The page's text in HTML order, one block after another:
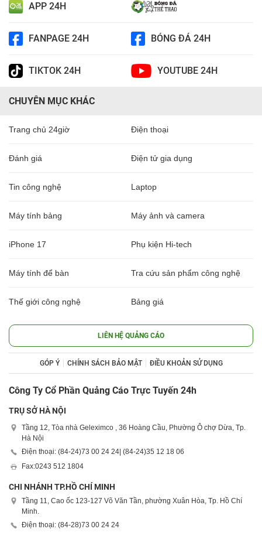
APP 24H
FANPAGE 24H BÓNG ĐÁ 24H
TIKTOK 24H YOUTUBE 24H
CHUYÊN MỤC KHÁC
Trang chủ 24giờ Điện thoại
Đánh giá Điện tử gia dụng
Tin công nghệ Laptop
Máy tính bảng Máy ảnh và camera
iPhone 17 Phụ kiện Hi-tech
Máy tính để bàn Tra cứu sản phẩm công nghệ
Thế giới công nghệ Bảng giá
LIÊN HỆ QUẢNG CÁO
GÓP Ý CHÍNH SÁCH BẢO MẬT ĐIỀU KHOẢN SỬ DỤNG
Công Ty Cổ Phần Quảng Cáo Trực Tuyến 24h
TRỤ SỞ HÀ NỘI
Tầng 12, Tòa nhà Geleximco , 36 Hoàng Cầu, Phường Ô chợ Dừa, Tp.
Hà Nội
Điện thoại: (84-24)73 00 24 24| (84-24)35 12 18 06
Fax:0243 512 1804
CHI NHÁNH TP.HỒ CHÍ MINH
Tầng 11, Cao ốc 123-127 Võ Văn Tần, phường Xuân Hòa, Tp. Hồ Chí
Minh.
Điện thoại: (84-28)73 00 24 24